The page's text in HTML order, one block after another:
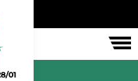
> 01/02/2025